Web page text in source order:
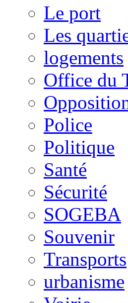
Le port
Les
logements
Office du
Police
Politique
Santé
Sécurité
SOGEBA
Souvenir
Transports
urbanisme